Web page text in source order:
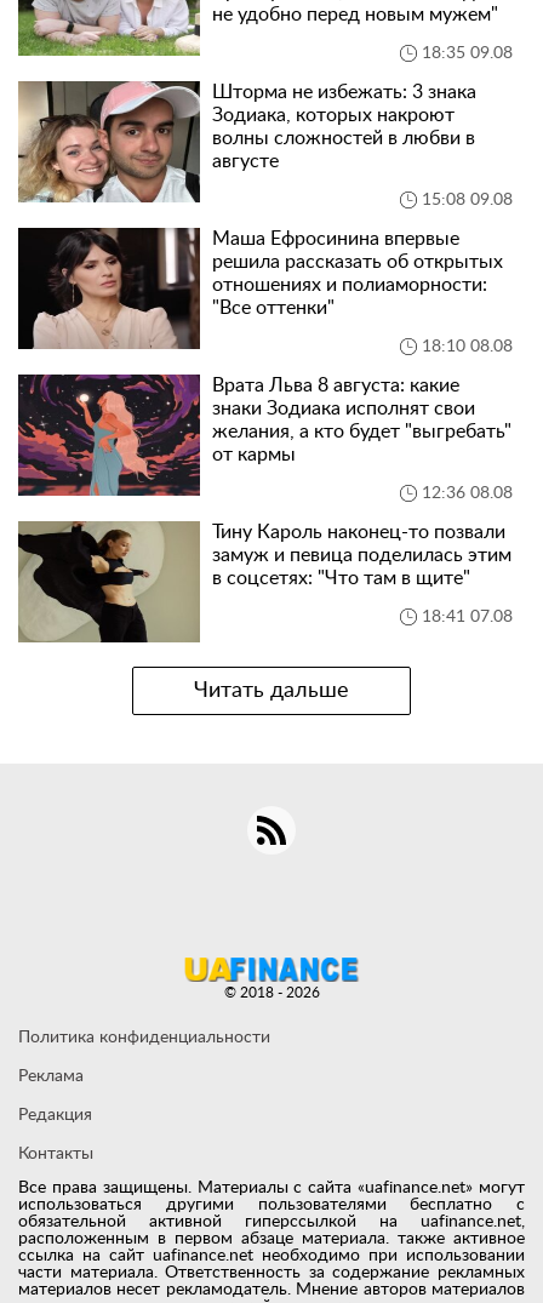
не удобно перед новым мужем"
18:35 09.08
Шторма не избежать: 3 знака
Зодиака, которых накроют
волны сложностей в любви в
августе
15:08 09.08
Маша Ефросинина впервые
решила рассказать об открытых
отношениях и полиаморности:
"Все оттенки"
18:10 08.08
Врата Льва 8 августа: какие
знаки Зодиака исполнят свои
желания, а кто будет "выгребать"
от кармы
12:36 08.08
Тину Кароль наконец-то позвали
замуж и певица поделилась этим
в соцсетях: "Что там в щите"
18:41 07.08
Читать дальше
Все права защищены. Материалы с сайта «uafinance.net» могут
использоваться другими пользователями бесплатно с
обязательной активной гиперссылкой на uafinance.net,
расположенным в первом абзаце материала. также активное
ссылка на сайт uafinance.net необходимо при использовании
части материала. Ответственность за содержание рекламных
материалов несет рекламодатель. Мнение авторов материалов
Политика конфиденциальности
Реклама
Редакция
Контакты
© 2018 - 2026